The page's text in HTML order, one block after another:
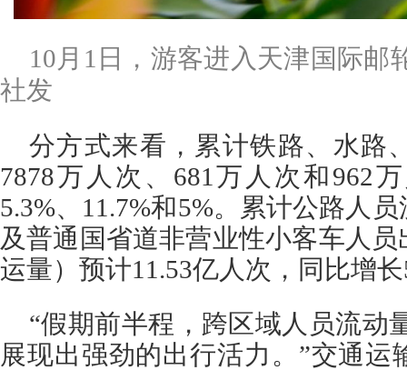
10月1日，游客进入天津国际邮
社发
分方式来看，累计铁路、水路
7878万人次、681万人次和962
5.3%、11.7%和5%。累计公路人
及普通国省道非营业性小客车人
运量）预计11.53亿人次，同比增
“假期前半程，跨区域人员流动
展现出强劲的出行活力。”交通运